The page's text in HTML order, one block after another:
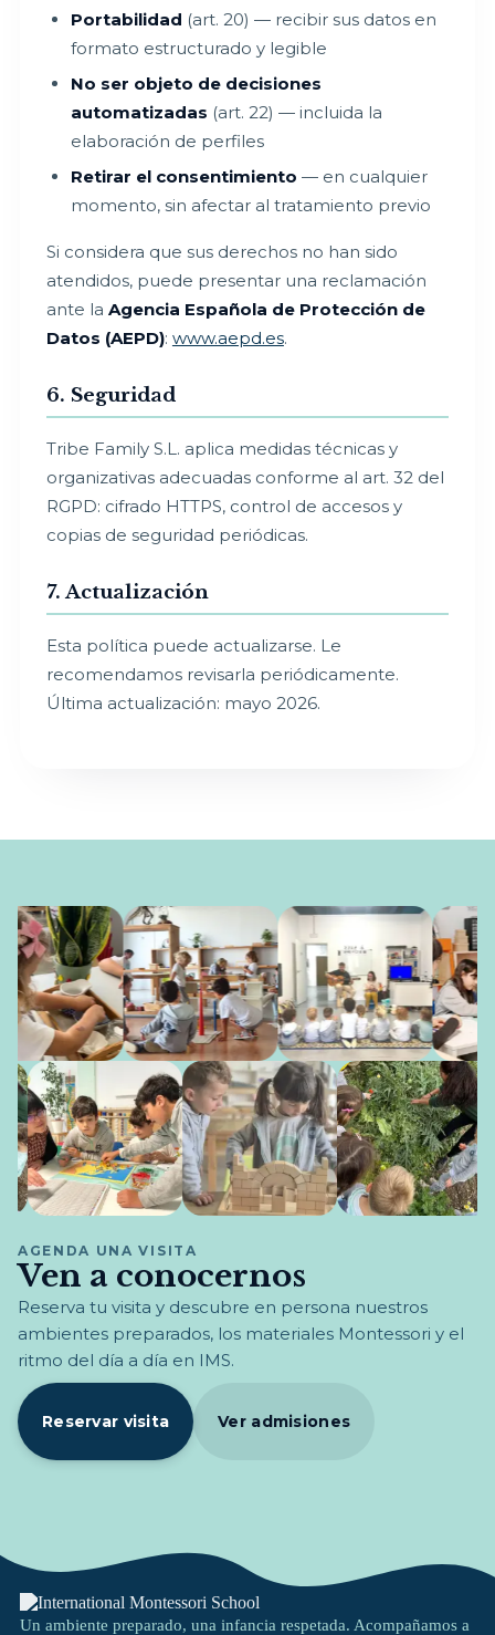
Portabilidad (art. 20) — recibir sus datos en
formato estructurado y legible
No ser objeto de decisiones
automatizadas (art. 22) — incluida la
elaboración de perfiles
Retirar el consentimiento — en cualquier
momento, sin afectar al tratamiento previo
Si considera que sus derechos no han sido
atendidos, puede presentar una reclamación
ante la Agencia Española de Protección de
Datos (AEPD): www.aepd.es.
6. Seguridad
Tribe Family S.L. aplica medidas técnicas y
organizativas adecuadas conforme al art. 32 del
RGPD: cifrado HTTPS, control de accesos y
copias de seguridad periódicas.
7. Actualización
Esta política puede actualizarse. Le
recomendamos revisarla periódicamente.
Última actualización: mayo 2026.
AGENDA UNA VISITA
Ven a conocernos
Reserva tu visita y descubre en persona nuestros
ambientes preparados, los materiales Montessori y el
ritmo del día a día en IMS.
Reservar visita Ver admisiones
Un ambiente preparado, una infancia respetada. Acompañamos a